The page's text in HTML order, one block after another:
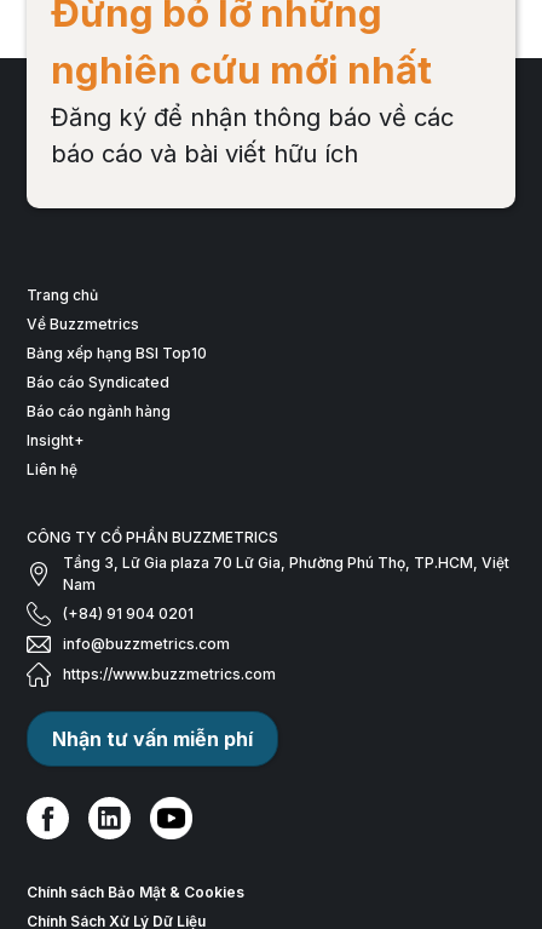
Đừng bỏ lỡ những
nghiên cứu mới nhất
Đăng ký để nhận thông báo về các
báo cáo và bài viết hữu ích
Trang chủ
Về Buzzmetrics
Bảng xếp hạng BSI Top10
Báo cáo Syndicated
Báo cáo ngành hàng
Insight+
Liên hệ
CÔNG TY CỔ PHẦN BUZZMETRICS
Tầng 3, Lữ Gia plaza 70 Lữ Gia, Phường Phú Thọ, TP.HCM, Việt
Nam
(+84) 91 904 0201
info@buzzmetrics.com
https://www.buzzmetrics.com
Nhận tư vấn miễn phí
Chính sách Bảo Mật & Cookies
Chính Sách Xử Lý Dữ Liệu